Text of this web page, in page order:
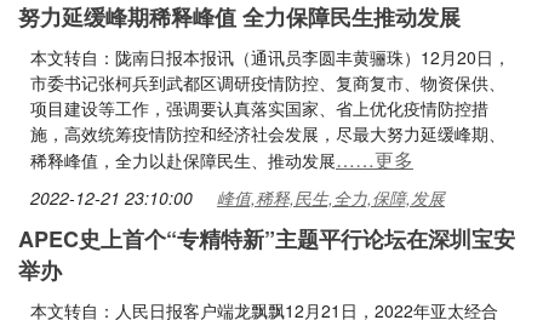
努力延缓峰期稀释峰值 全力保障民生推动发展
本文转自：陇南日报本报讯（通讯员李圆丰黄骊珠）12月20日，
市委书记张柯兵到武都区调研疫情防控、复商复市、物资保供、
项目建设等工作，强调要认真落实国家、省上优化疫情防控措
施，高效统筹疫情防控和经济社会发展，尽最大努力延缓峰期、
稀释峰值，全力以赴保障民生、推动发展……更多
2022-12-21 23:10:00 峰值,稀释,民生,全力,保障,发展
APEC史上首个“专精特新”主题平行论坛在深圳宝安
举办
本文转自：人民日报客户端龙飘飘12月21日，2022年亚太经合